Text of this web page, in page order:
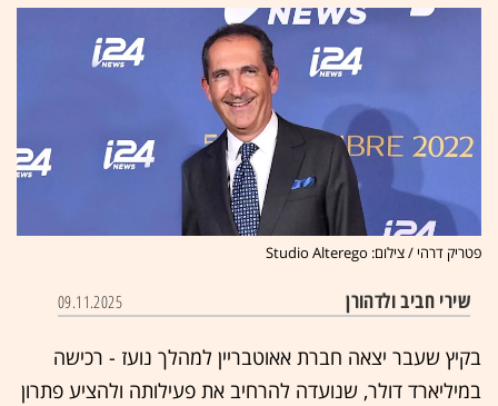
פטריק דרהי / צילום: Studio Alterego
שירי חביב ולדהורן 09.11.2025
בקיץ שעבר יצאה חברת אאוטבריין למהלך נועז - רכישה
במיליארד דולר, שנועדה להרחיב את פעילותה ולהציע פתרון